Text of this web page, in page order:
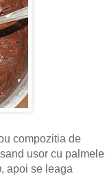
compozitia de
usor cu palmele
, apoi se leaga